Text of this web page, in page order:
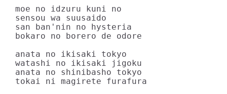
moe no idzuru kuni no
sensou wa suusaido
san ban'nin no hysteria
bokaro no borero de odore
anata no ikisaki tokyo
watashi no ikisaki jigoku
anata no shinibasho tokyo
tokai ni magirete furafura